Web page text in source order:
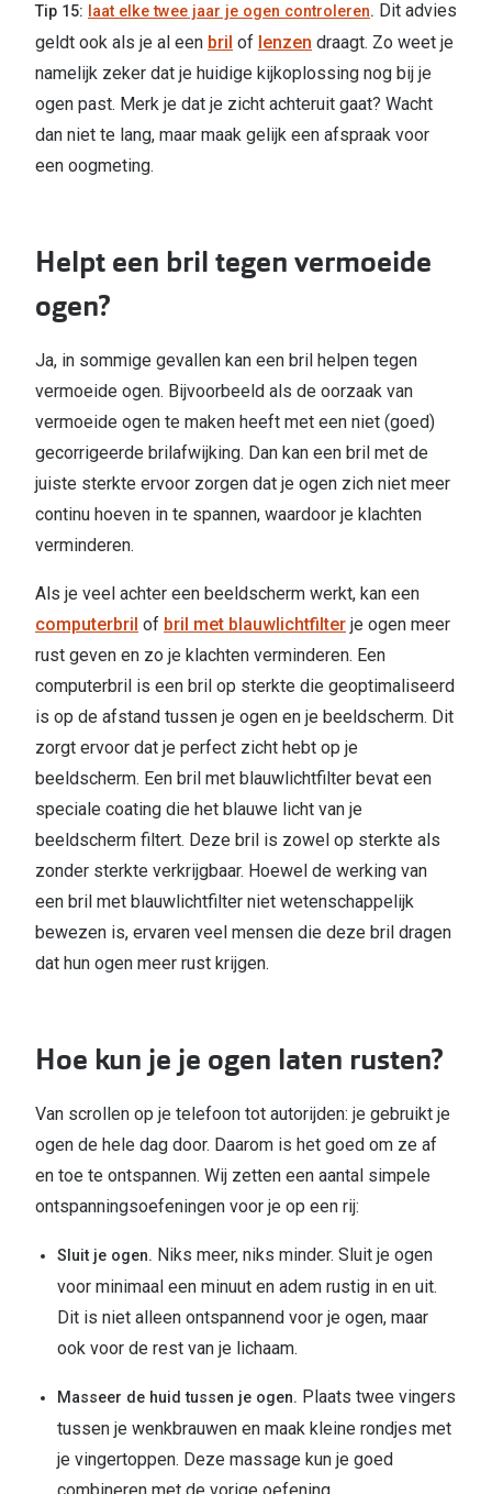
Tip 15: laat elke twee jaar je ogen controleren. Dit advies
geldt ook als je al een bril of lenzen draagt. Zo weet je
namelijk zeker dat je huidige kijkoplossing nog bij je
ogen past. Merk je dat je zicht achteruit gaat? Wacht
dan niet te lang, maar maak gelijk een afspraak voor
een oogmeting.
Helpt een bril tegen vermoeide
ogen?
Ja, in sommige gevallen kan een bril helpen tegen
vermoeide ogen. Bijvoorbeeld als de oorzaak van
vermoeide ogen te maken heeft met een niet (goed)
gecorrigeerde brilafwijking. Dan kan een bril met de
juiste sterkte ervoor zorgen dat je ogen zich niet meer
continu hoeven in te spannen, waardoor je klachten
verminderen.
Als je veel achter een beeldscherm werkt, kan een
computerbril of bril met blauwlichtfilter je ogen meer
rust geven en zo je klachten verminderen. Een
computerbril is een bril op sterkte die geoptimaliseerd
is op de afstand tussen je ogen en je beeldscherm. Dit
zorgt ervoor dat je perfect zicht hebt op je
beeldscherm. Een bril met blauwlichtfilter bevat een
speciale coating die het blauwe licht van je
beeldscherm filtert. Deze bril is zowel op sterkte als
zonder sterkte verkrijgbaar. Hoewel de werking van
een bril met blauwlichtfilter niet wetenschappelijk
bewezen is, ervaren veel mensen die deze bril dragen
dat hun ogen meer rust krijgen.
Hoe kun je je ogen laten rusten?
Van scrollen op je telefoon tot autorijden: je gebruikt je
ogen de hele dag door. Daarom is het goed om ze af
en toe te ontspannen. Wij zetten een aantal simpele
ontspanningsoefeningen voor je op een rij:
Sluit je ogen. Niks meer, niks minder. Sluit je ogen
voor minimaal een minuut en adem rustig in en uit.
Dit is niet alleen ontspannend voor je ogen, maar
ook voor de rest van je lichaam.
Masseer de huid tussen je ogen. Plaats twee vingers
tussen je wenkbrauwen en maak kleine rondjes met
je vingertoppen. Deze massage kun je goed